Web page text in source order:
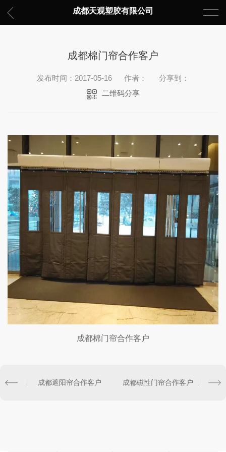
成都天观塑胶有限公司
成都棉门帘合作客户
发布时间：2017-05-16 作者：
分享到：
二维码分享
成都棉门帘合作客户
成都遮阳帘合作客户 成都磁性门帘合作客户